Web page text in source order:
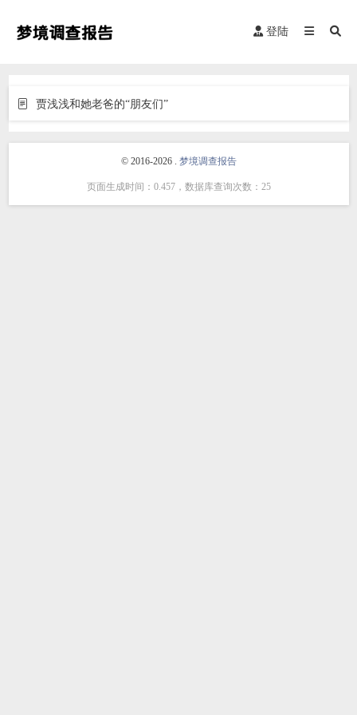
登陆
贾浅浅和她老爸的“朋友们”
© 2016-2026 . 梦境调查报告
页面生成时间：0.457，数据库查询次数：25